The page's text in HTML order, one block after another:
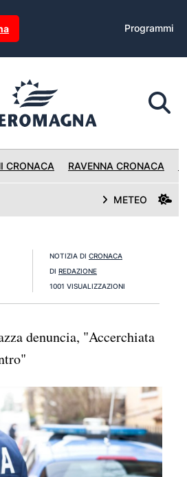
Programmi
CRONACA RAVENNA CRONACA
METEO
NOTIZIA DI CRONACA
DI REDAZIONE
1001 VISUALIZZAZIONI
denuncia, "Accerchiata